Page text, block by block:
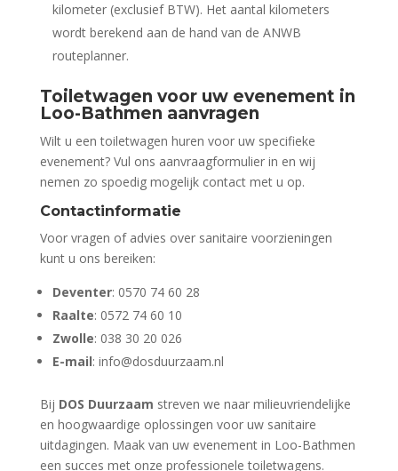
kilometer (exclusief BTW). Het aantal kilometers
wordt berekend aan de hand van de ANWB
routeplanner.
Toiletwagen voor uw evenement in
Loo-Bathmen aanvragen
Wilt u een toiletwagen huren voor uw specifieke
evenement? Vul ons aanvraagformulier in en wij
nemen zo spoedig mogelijk contact met u op.
Contactinformatie
Voor vragen of advies over sanitaire voorzieningen
kunt u ons bereiken:
Deventer: 0570 74 60 28
Raalte: 0572 74 60 10
Zwolle: 038 30 20 026
E-mail: info@dosduurzaam.nl
Bij DOS Duurzaam streven we naar milieuvriendelijke
en hoogwaardige oplossingen voor uw sanitaire
uitdagingen. Maak van uw evenement in Loo-Bathmen
een succes met onze professionele toiletwagens.